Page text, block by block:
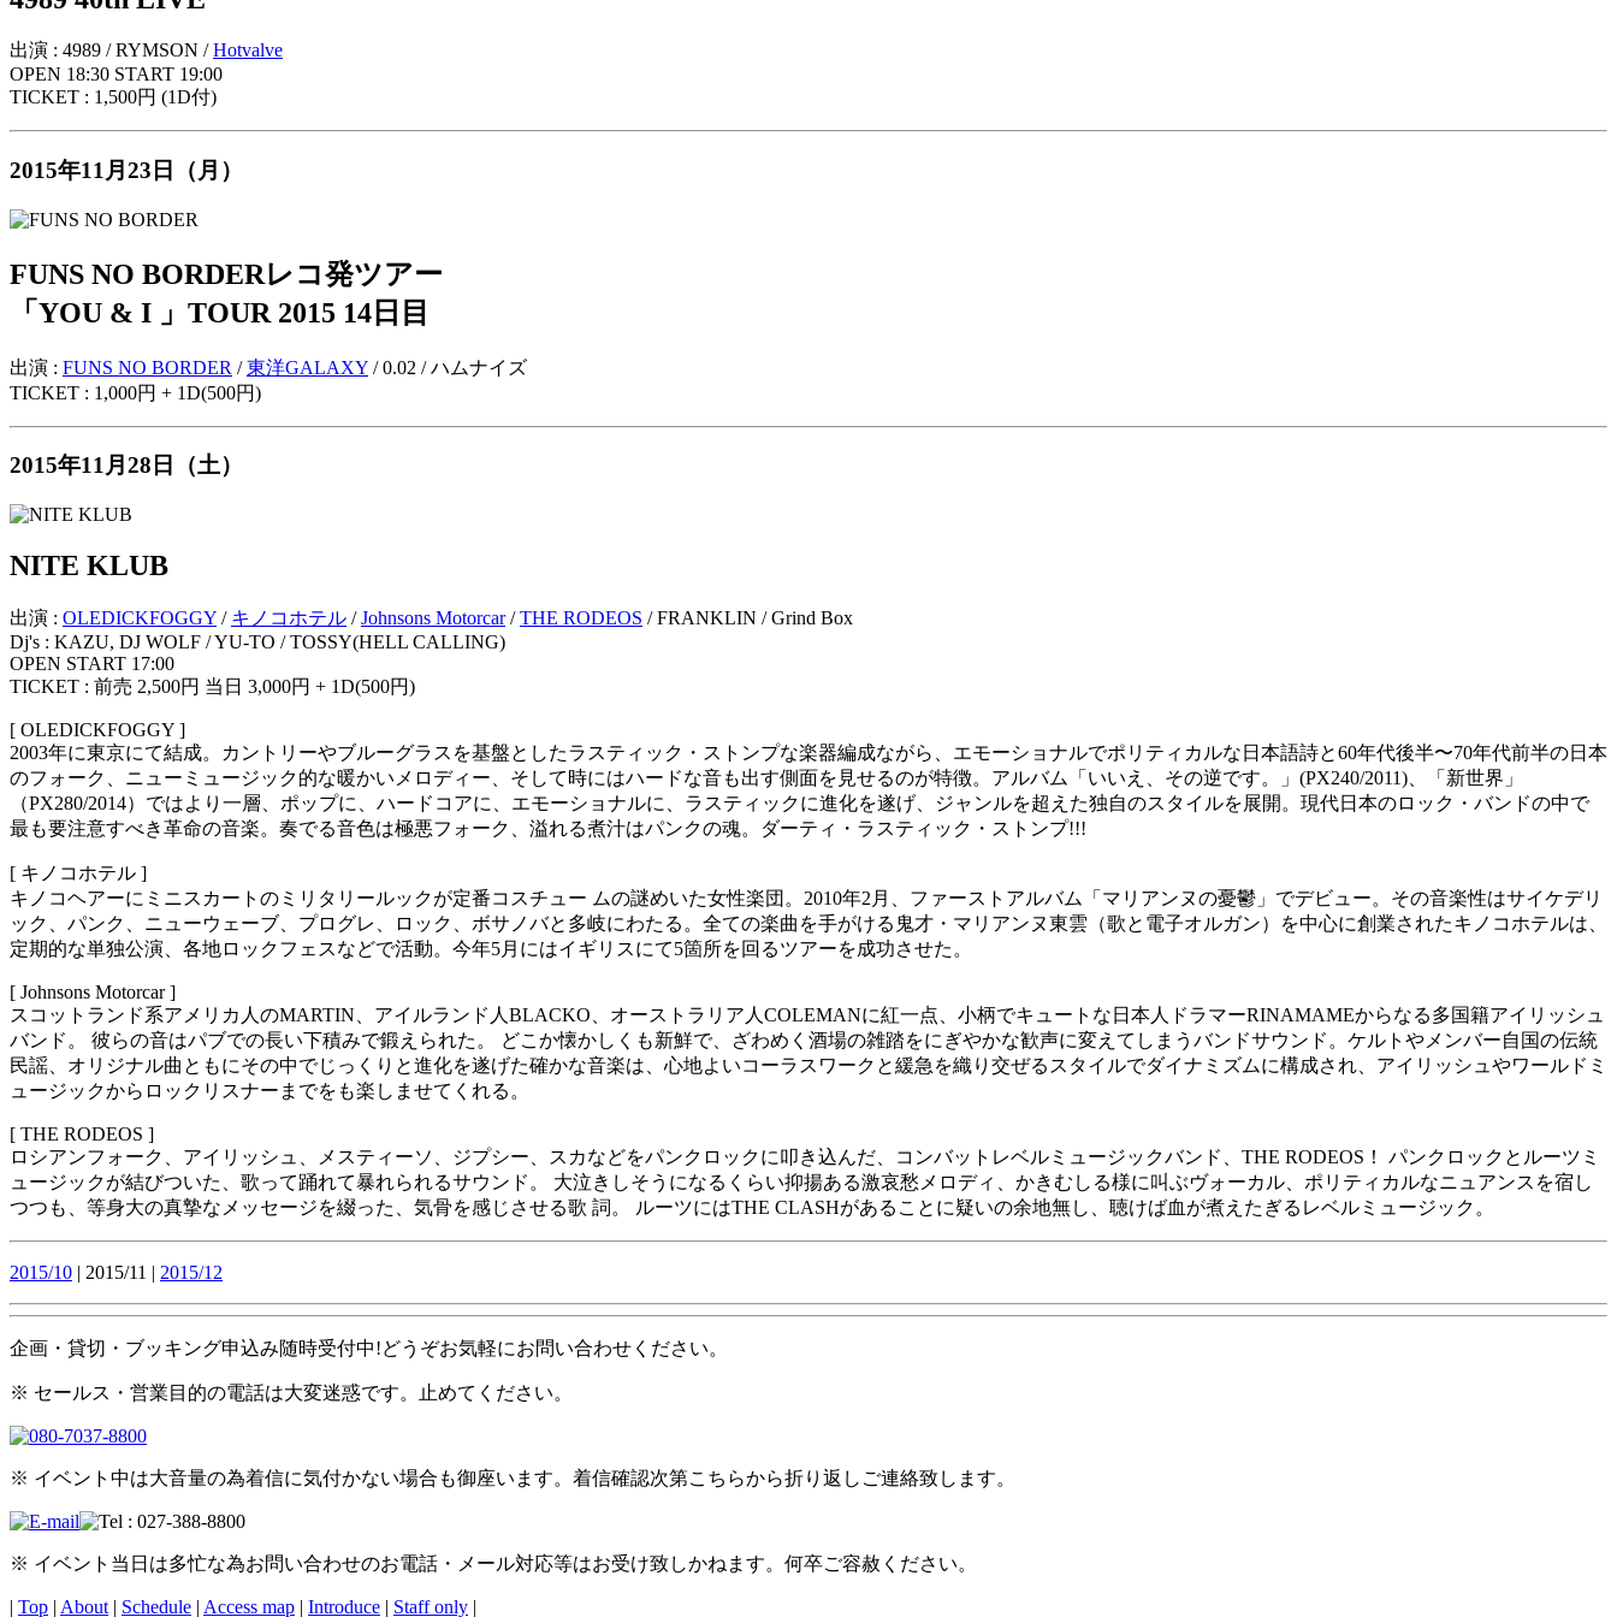
出演 : 4989 / RYMSON /Hotvalve
OPEN 18:30 START 19:00
TICKET : 1,500円 (1D付)
2015年11月23日（月）
FUNS NO BORDERレコ発ツアー
「YOU & I 」TOUR 2015 14日目
出演 : FUNS NO BORDER /東洋GALAXY / 0.02 / ハムナイズ
TICKET : 1,000円 + 1D(500円)
2015年11月28日（土）
NITE KLUB
出演 : OLEDICKFOGGY / キノコホテル /Johnsons Motorcar/THE RODEOS / FRANKLIN / Grind Box
Dj's : KAZU, DJ WOLF / YU-TO / TOSSY(HELL CALLING)
OPEN START 17:00
TICKET : 前売 2,500円 当日 3,000円 + 1D(500円)
[ OLEDICKFOGGY ]
2003年に東京にて結成。カントリーやブルーグラスを基盤としたラスティック・ストンプな楽器編成ながら、エモーショナルでポリティカルな日本語詩と60年代後半〜70年代前半の日本
のフォーク、ニューミュージック的な暖かいメロディー、そして時にはハードな音も出す側面を見せるのが特徴。アルバム「いいえ、その逆です。」(PX240/2011)、「新世界」
（PX280/2014）ではより一層、ポップに、ハードコアに、エモーショナルに、ラスティックに進化を遂げ、ジャンルを超えた独自のスタイルを展開。現代日本のロック・バンドの中で
最も要注意すべき革命の音楽。奏でる音色は極悪フォーク、溢れる煮汁はパンクの魂。ダーティ・ラスティック・ストンプ!!!
[ キノコホテル ]
キノコヘアーにミニスカートのミリタリールックが定番コスチュー ムの謎めいた女性楽団。2010年2月、ファーストアルバム「マリアンヌの憂鬱」でデビュー。その音楽性はサイケデリ
ック、パンク、ニューウェーブ、プログレ、ロック、ボサノバと多岐にわたる。全ての楽曲を手がける鬼才・マリアンヌ東雲（歌と電子オルガン）を中心に創業されたキノコホテルは、
定期的な単独公演、各地ロックフェスなどで活動。今年5月にはイギリスにて5箇所を回るツアーを成功させた。
[ Johnsons Motorcar ]
スコットランド系アメリカ人のMARTIN、アイルランド人BLACKO、オーストラリア人COLEMANに紅一点、小柄でキュートな日本人ドラマーRINAMAMEからなる多国籍アイリッシュ
バンド。 彼らの音はパブでの長い下積みで鍛えられた。 どこか懐かしくも新鮮で、ざわめく酒場の雑踏をにぎやかな歓声に変えてしまうバンドサウンド。ケルトやメンバー自国の伝統
民謡、オリジナル曲ともにその中でじっくりと進化を遂げた確かな音楽は、心地よいコーラスワークと緩急を織り交ぜるスタイルでダイナミズムに構成され、アイリッシュやワールドミ
ュージックからロックリスナーまでをも楽しませてくれる。
[ THE RODEOS ]
ロシアンフォーク、アイリッシュ、メスティーソ、ジプシー、スカなどをパンクロックに叩き込んだ、コンバットレベルミュージックバンド、THE RODEOS！ パンクロックとルーツミ
ュージックが結びついた、歌って踊れて暴れられるサウンド。 大泣きしそうになるくらい抑揚ある激哀愁メロディ、かきむしる様に叫ぶヴォーカル、ポリティカルなニュアンスを宿し
つつも、等身大の真摯なメッセージを綴った、気骨を感じさせる歌 詞。 ルーツにはTHE CLASHがあることに疑いの余地無し、聴けば血が煮えたぎるレベルミュージック。
2015/10 | 2015/11 | 2015/12
企画・貸切・ブッキング申込み随時受付中!どうぞお気軽にお問い合わせください。
※ セールス・営業目的の電話は大変迷惑です。止めてください。
※ イベント中は大音量の為着信に気付かない場合も御座います。着信確認次第こちらから折り返しご連絡致します。
※ イベント当日は多忙な為お問い合わせのお電話・メール対応等はお受け致しかねます。何卒ご容赦ください。
| Top | About | Schedule | Access map | Introduce | Staff only |